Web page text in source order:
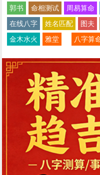
郭书
命相测试 周易算命
在线八字
姓名匹配 图夫
金木水火
雅堂 八字算